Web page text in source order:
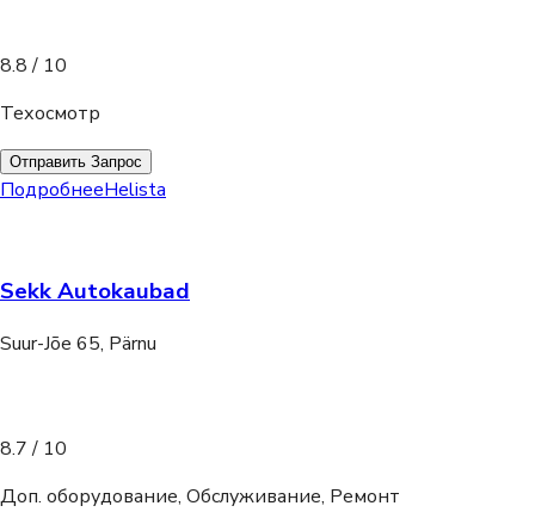
8.8 / 10
Техосмотр
Отправить Запрос
ПодробнееHelista
Sekk Autokaubad
Suur-Jõe 65, Pärnu
8.7 / 10
Доп. оборудование, Обслуживание, Ремонт